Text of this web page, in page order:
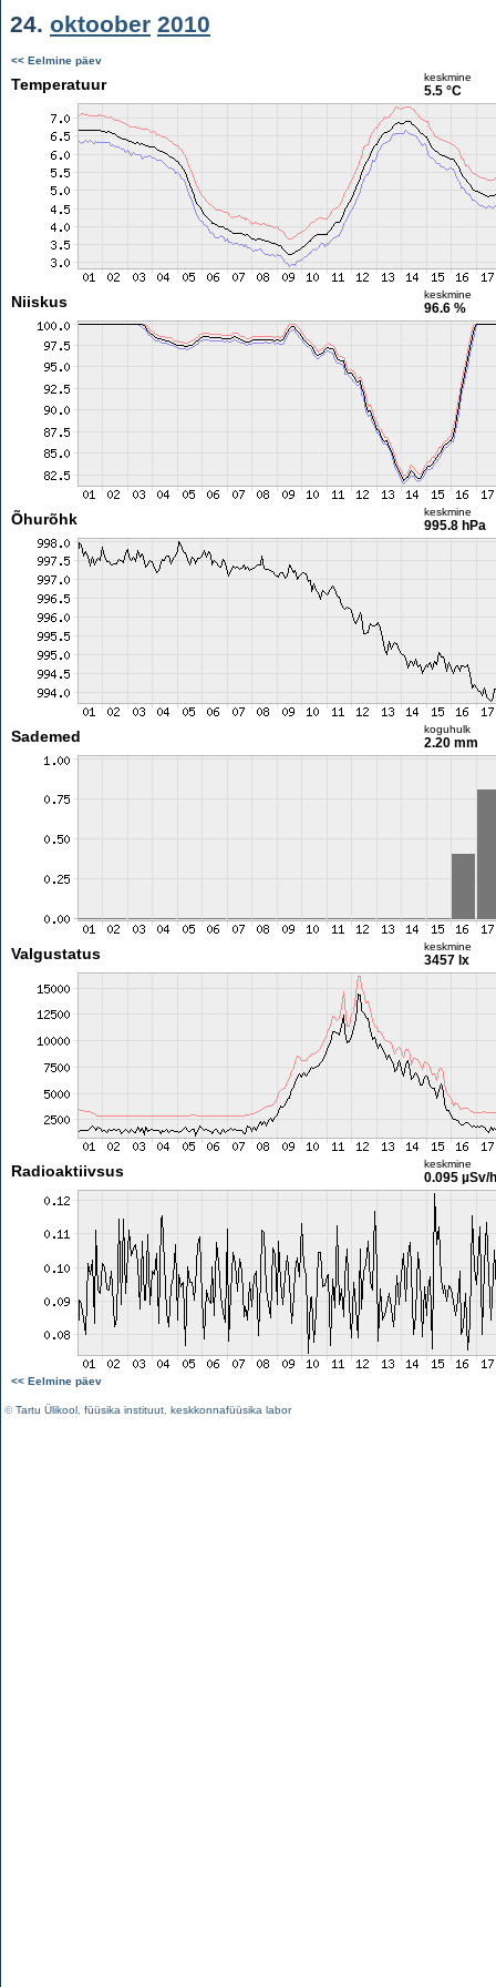
24. oktoober 2010
<< Eelmine päev
Temperatuur keskmine
5.5 °C
Niiskus keskmine
96.6 %
Õhurõhk keskmine
995.8 hPa
Sademed koguhulk
2.20 mm
Valgustatus keskmine
3457 lx
Radioaktiivsus keskmine
0.095 µSv/h
<< Eelmine päev
©Tartu Ülikool füüsika instituut keskkonnafüüsika labor